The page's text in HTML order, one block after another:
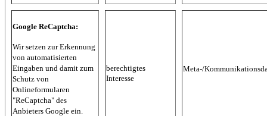
Google ReCaptcha:
Wir setzen zur Erkennung
von automatisierten
Eingaben und damit zum
Schutz von
Onlineformularen
"ReCaptcha" des
Anbieters Google ein.
berechtigtes
Interesse
Meta-/